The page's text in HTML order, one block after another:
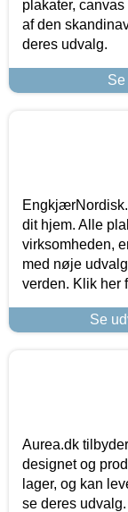
plakater,
af den
deres udvalg.
dit hjem. Alle
virksomheden,
med nøje
verden. Klik her
Se
Aurea.dk
designet og
lager, og kan
se deres udvalg.